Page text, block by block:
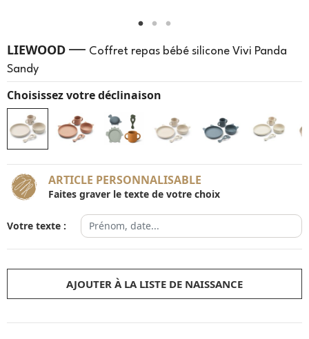
LIEWOOD — Coffret repas bébé silicone Vivi Panda
Sandy
Choisissez votre déclinaison
ARTICLE PERSONNALISABLE
Faites graver le texte de votre choix
Votre texte :
AJOUTER À LA LISTE DE NAISSANCE